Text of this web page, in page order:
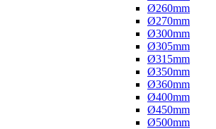
Ø260mm
Ø270mm
Ø300mm
Ø305mm
Ø315mm
Ø350mm
Ø360mm
Ø400mm
Ø450mm
Ø500mm